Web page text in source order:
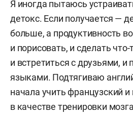
Я иногда пытаюсь
детокс. Если получается —
больше, а продуктивность
и порисовать, и сделать что-
и встретиться с друзьями, и
языками. Подтягиваю
начала учить французский
в качестве тренировки